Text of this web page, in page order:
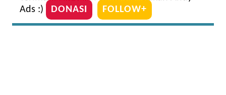
Ads :)
DONASI FOLLOW+